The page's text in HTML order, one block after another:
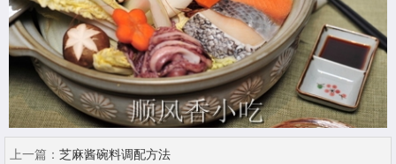
上一篇： 芝麻酱碗料调配方法